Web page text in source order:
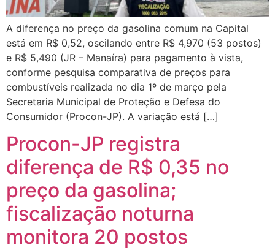
A diferença no preço da gasolina comum na Capital
está em R$ 0,52, oscilando entre R$ 4,970 (53 postos)
e R$ 5,490 (JR – Manaíra) para pagamento à vista,
conforme pesquisa comparativa de preços para
combustíveis realizada no dia 1º de março pela
Secretaria Municipal de Proteção e Defesa do
Consumidor (Procon-JP). A variação está […]
Procon-JP registra
diferença de R$ 0,35 no
preço da gasolina;
fiscalização noturna
monitora 20 postos